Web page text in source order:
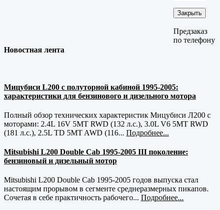
Закрыть
Предзаказ
по телефону
Новостная лента
Мицубиси L200 с полуторной кабиной 1995-2005:
характеристики для бензинового и дизельного мотора
Полный обзор технических характеристик Мицубиси Л200 с
моторами: 2.4L 16V 5MT RWD (132 л.с.), 3.0L V6 5MT RWD
(181 л.с.), 2.5L TD 5MT AWD (116... Подробнее...
Mitsubishi L200 Double Cab 1995-2005 III поколение:
бензиновый и дизельный мотор
Mitsubishi L200 Double Cab 1995-2005 годов выпуска стал
настоящим прорывом в сегменте среднеразмерных пикапов.
Сочетая в себе практичность рабочего... Подробнее...